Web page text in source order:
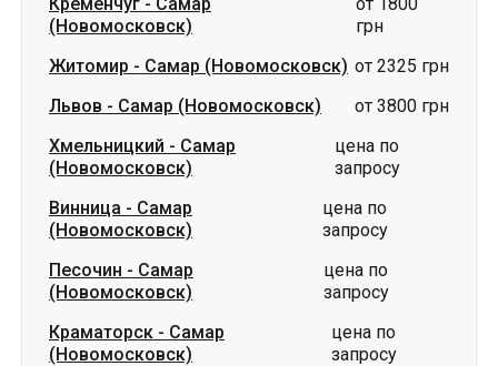
(Новомосковск)
грн
Житомир - Самар (Новомосковск) от 2325 грн
Львов - Самар (Новомосковск)
от 3800 грн
Хмельницкий - Самар
(Новомосковск)
цена по
запросу
Винница - Самар
(Новомосковск)
цена по
запросу
Песочин - Самар
(Новомосковск)
цена по
запросу
Краматорск - Самар
(Новомосковск)
цена по
запросу